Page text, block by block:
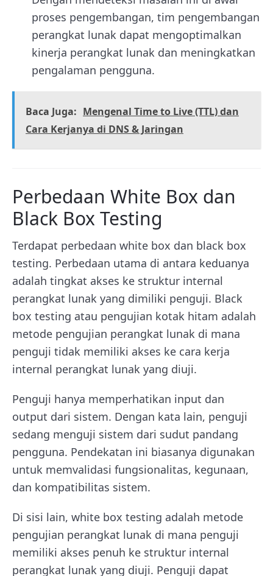
proses pengembangan, tim pengembangan
perangkat lunak dapat mengoptimalkan
kinerja perangkat lunak dan meningkatkan
pengalaman pengguna.
Baca Juga: Mengenal Time to Live (TTL) dan
Cara Kerjanya di DNS & Jaringan
Perbedaan White Box dan
Black Box Testing
Terdapat perbedaan white box dan black box
testing. Perbedaan utama di antara keduanya
adalah tingkat akses ke struktur internal
perangkat lunak yang dimiliki penguji. Black
box testing atau pengujian kotak hitam adalah
metode pengujian perangkat lunak di mana
penguji tidak memiliki akses ke cara kerja
internal perangkat lunak yang diuji.
Penguji hanya memperhatikan input dan
output dari sistem. Dengan kata lain, penguji
sedang menguji sistem dari sudut pandang
pengguna. Pendekatan ini biasanya digunakan
untuk memvalidasi fungsionalitas, kegunaan,
dan kompatibilitas sistem.
Di sisi lain, white box testing adalah metode
pengujian perangkat lunak di mana penguji
memiliki akses penuh ke struktur internal
perangkat lunak yang diuji. Penguji dapat